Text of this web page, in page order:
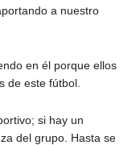
a nuestro
en él porque ellos
de este fútbol.
si hay un
del grupo. Hasta se